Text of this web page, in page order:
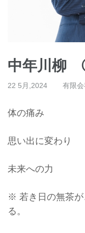
中年川柳
22 5月,2024 有限
体の痛み
思い出に変わり
未来への力
※ 若き日の無茶が
る。